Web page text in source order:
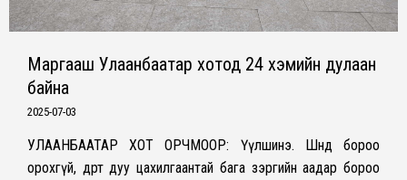
Маргааш Улаанбаатар хотод 24 хэмийн дулаан
байна
2025-07-03
УЛААНБААТАР ХОТ ОРЧМООР: Үүлшинэ. Шөнөдөө бороо
орохгүй, өдөртөө дуу цахилгаантай бага зэргийн аадар бороо